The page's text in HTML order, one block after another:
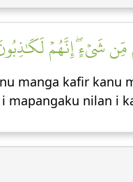
شَيۡءٍۖ إِنَّهُمۡ لَكَٰذِبُونَ
manga kafir kanu
mapangaku nilan i